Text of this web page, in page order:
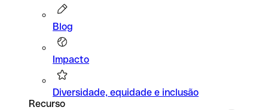
Blog
Impacto
Diversidade, equidade e inclusão
Recurso